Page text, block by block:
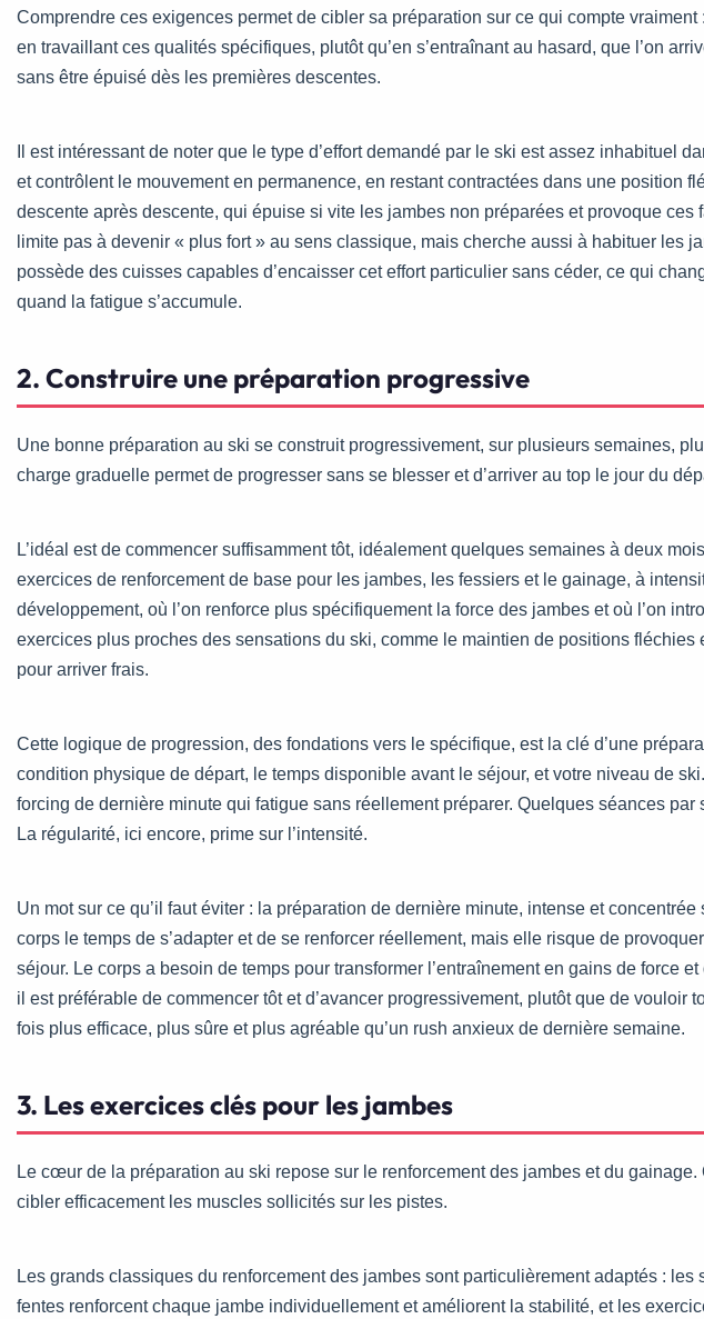
Comprendre ces exigences permet de cibler sa préparation sur ce qui compte
en travaillant ces qualités spécifiques, plutôt qu’en s’entraînant au hasard, que l’on
sans être épuisé dès les premières descentes.
Il est intéressant de noter que le type d’effort demandé par le ski est assez inhabituel
et contrôlent le mouvement en permanence, en restant contractées dans une position
descente après descente, qui épuise si vite les jambes non préparées et provoque
limite pas à devenir « plus fort » au sens classique, mais cherche aussi à habituer les
possède des cuisses capables d’encaisser cet effort particulier sans céder, ce qui
quand la fatigue s’accumule.
2. Construire une préparation progressive
Une bonne préparation au ski se construit progressivement, sur plusieurs semaines,
charge graduelle permet de progresser sans se blesser et d’arriver au top le jour du
L’idéal est de commencer suffisamment tôt, idéalement quelques semaines à deux
exercices de renforcement de base pour les jambes, les fessiers et le gainage, à
développement, où l’on renforce plus spécifiquement la force des jambes et où l’on
exercices plus proches des sensations du ski, comme le maintien de positions
pour arriver frais.
Cette logique de progression, des fondations vers le spécifique, est la clé d’une
condition physique de départ, le temps disponible avant le séjour, et votre niveau de
forcing de dernière minute qui fatigue sans réellement préparer. Quelques séances
La régularité, ici encore, prime sur l’intensité.
Un mot sur ce qu’il faut éviter : la préparation de dernière minute, intense et
corps le temps de s’adapter et de se renforcer réellement, mais elle risque de
séjour. Le corps a besoin de temps pour transformer l’entraînement en gains de force
il est préférable de commencer tôt et d’avancer progressivement, plutôt que de
fois plus efficace, plus sûre et plus agréable qu’un rush anxieux de dernière semaine.
3. Les exercices clés pour les jambes
Le cœur de la préparation au ski repose sur le renforcement des jambes et du
cibler efficacement les muscles sollicités sur les pistes.
Les grands classiques du renforcement des jambes sont particulièrement adaptés :
fentes renforcent chaque jambe individuellement et améliorent la stabilité, et les